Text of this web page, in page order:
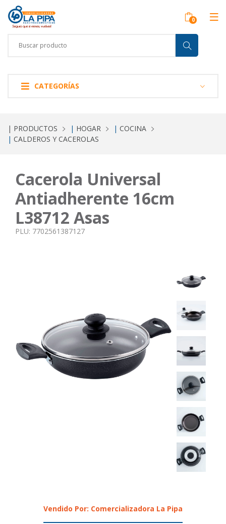
CATEGORÍAS
| PRODUCTOS | HOGAR | COCINA
| CALDEROS Y CACEROLAS
Cacerola Universal
Antiadherente 16cm
L38712 Asas
PLU: 7702561387127
Vendido Por: Comercializadora La Pipa